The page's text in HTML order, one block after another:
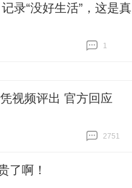
录“没好生活”，这是真
1
视频评出 官方回应
2751
了啊！